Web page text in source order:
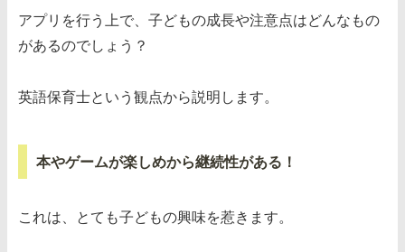
アプリを行う上で、子どもの成長や注意点はどんなもの
があるのでしょう？
英語保育士という観点から説明します。
本やゲームが楽しめから継続性がある！
これは、とても子どもの興味を惹きます。